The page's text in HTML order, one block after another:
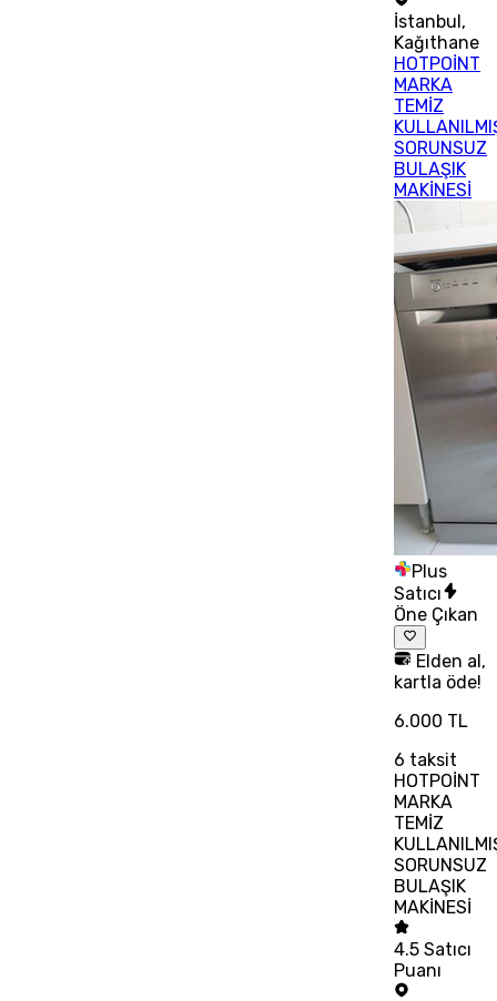
İstanbul,
Kağıthane
HOTPOİNT
MARKA
TEMİZ
SORUNSUZ
BULAŞIK
MAKİNESİ
Plus
Satıcı
Öne Çıkan
Elden al,
kartla öde!
6.000 TL
6 taksit
HOTPOİNT
MARKA
TEMİZ
SORUNSUZ
BULAŞIK
MAKİNESİ
4.5 Satıcı
Puanı